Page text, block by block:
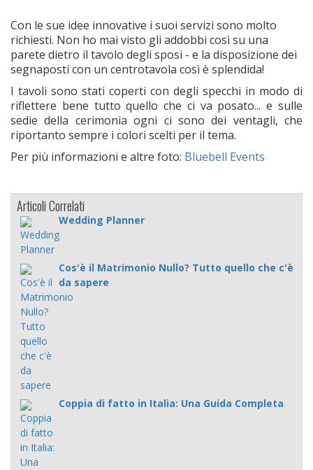
Con le sue idee innovative i suoi servizi sono molto
richiesti. Non ho mai visto gli addobbi così su una
parete dietro il tavolo degli sposi - e la disposizione dei
segnaposti con un centrotavola così è splendida!
I tavoli sono stati coperti con degli specchi in modo di
riflettere bene tutto quello che ci va posato... e sulle
sedie della cerimonia ogni ci sono dei ventagli, che
riportanto sempre i colori scelti per il tema.
Per più informazioni e altre foto: Bluebell Events
Articoli Correlati
Wedding Planner
Cos'è il Matrimonio Nullo? Tutto quello che c'è
da sapere
Coppia di fatto in Italia: Una Guida Completa